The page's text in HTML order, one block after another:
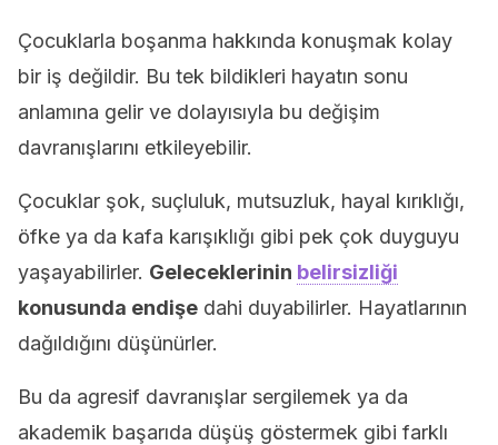
Çocuklarla boşanma hakkında konuşmak kolay
bir iş değildir. Bu tek bildikleri hayatın sonu
anlamına gelir ve dolayısıyla bu değişim
davranışlarını etkileyebilir.
Çocuklar şok, suçluluk, mutsuzluk, hayal kırıklığı,
öfke ya da kafa karışıklığı gibi pek çok duyguyu
yaşayabilirler. Geleceklerinin belirsizliği
konusunda endişe dahi duyabilirler. Hayatlarının
dağıldığını düşünürler.
Bu da agresif davranışlar sergilemek ya da
akademik başarıda düşüş göstermek gibi farklı